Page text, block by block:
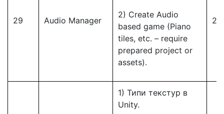
29 Audio Manager
2) Create Audio
based game (Piano
tiles, etc. – require
prepared project or
assets).
29
1) Типи текстур в
Unity.